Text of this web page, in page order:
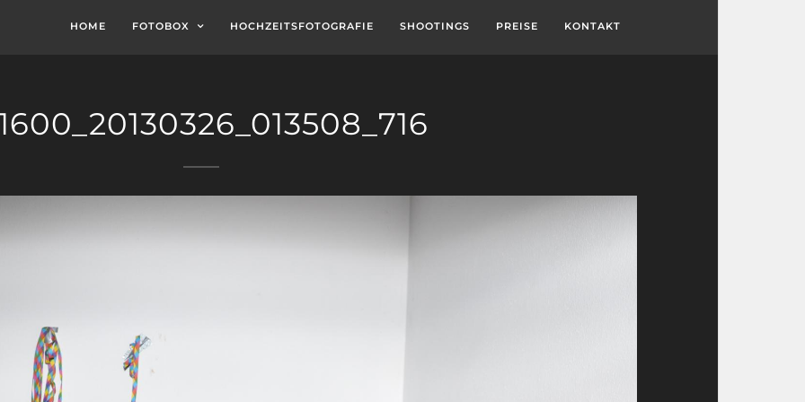
HOME FOTOBOX HOCHZEITSFOTOGRAFIE SHOOTINGS PREISE KONTAKT